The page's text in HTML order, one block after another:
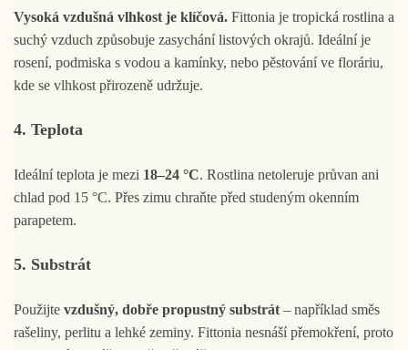
Vysoká vzdušná vlhkost je klíčová. Fittonia je tropická rostlina a
suchý vzduch způsobuje zasychání listových okrajů. Ideální je
rosení, podmiska s vodou a kamínky, nebo pěstování ve floráriu,
kde se vlhkost přirozeně udržuje.
4. Teplota
Ideální teplota je mezi 18–24 °C. Rostlina netoleruje průvan ani
chlad pod 15 °C. Přes zimu chraňte před studeným okenním
parapetem.
5. Substrát
Použijte vzdušný, dobře propustný substrát – například směs
rašeliny, perlitu a lehké zeminy. Fittonia nesnáší přemokření, proto